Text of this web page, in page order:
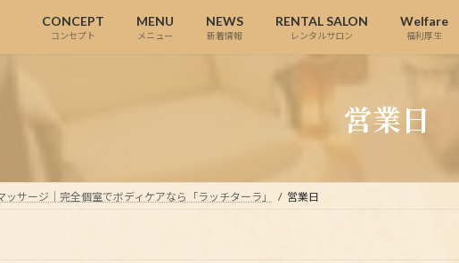
CONCEPT
コンセプト
MENU
メニュー
NEWS
新着情報
RENTAL SALON
レンタルサロン
Welfare
福利厚生
営業日
ッサージ｜完全個室でボディケアなら「ラッチターラ」 営業日